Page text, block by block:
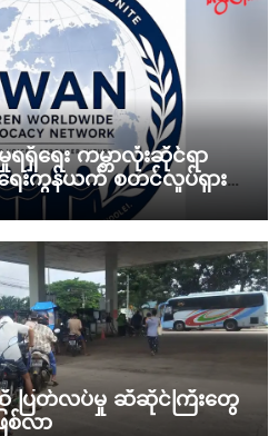
ရေး ကမ္ဘာလုံးဆိုင်ရာ
ေးကွန်ယက် စတင်လှုပ်ရှား
ပြတ်လပ်မှု ဆီဆိုင်ကြီးတွေ
စ်လာ